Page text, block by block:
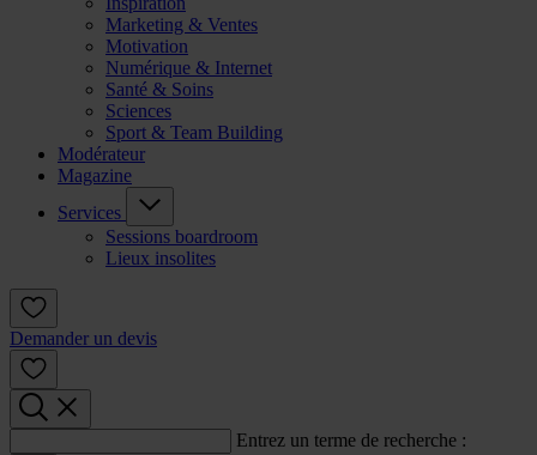
Marketing & Ventes
Motivation
Numérique & Internet
Santé & Soins
Sciences
Sport & Team Building
Modérateur
Magazine
Services
Sessions boardroom
Lieux insolites
Demander un devis
Entrez un terme de recherche :